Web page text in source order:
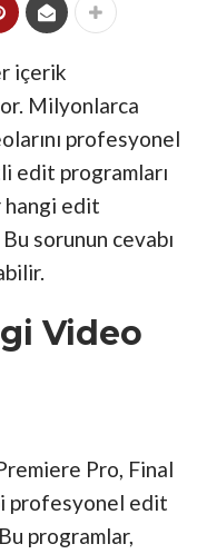
içerik
Milyonlarca
profesyonel
edit programları
hangi edit
sorunun cevabı
Video
Pro, Final
profesyonel edit
programlar,